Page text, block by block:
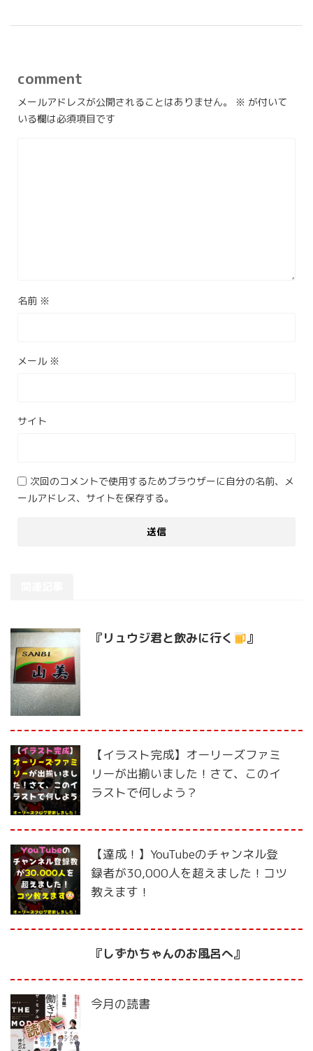
comment
メールアドレスが公開されることはありません。 ※ が付いて
いる欄は必須項目です
名前 ※
メール ※
サイト
次回のコメントで使用するためブラウザーに自分の名前、メ
ールアドレス、サイトを保存する。
『リュウジ君と飲みに行く 』
【イラスト完成】オーリーズファミ
リーが出揃いました！さて、このイ
ラストで何しよう？
【達成！】YouTubeのチャンネル登
録者が30,000人を超えました！コツ
教えます！
『しずかちゃんのお風呂へ』
今月の読書